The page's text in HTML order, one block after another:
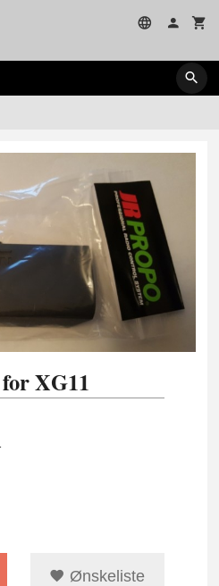
XG11
Ønskeliste